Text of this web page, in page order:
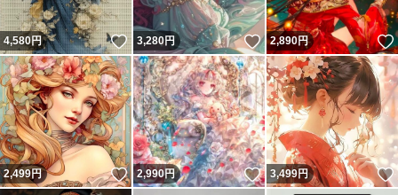
4,580円 いいね！
3,280円 いいね！
2,890円
2,499円 いいね！
2,990円 いいね！
3,499円